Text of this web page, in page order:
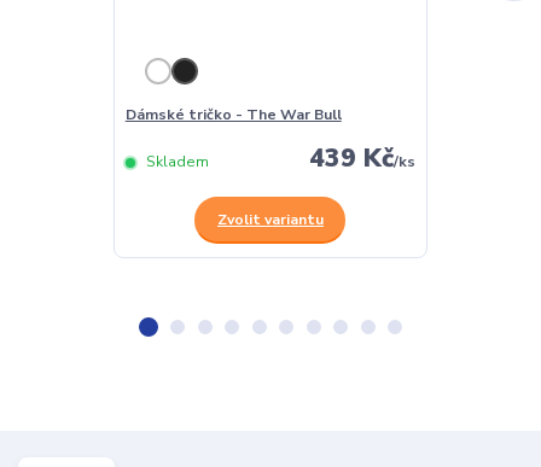
Dámské tričko - The War Bull
439 Kč/ks
Skladem
Zvolit variantu